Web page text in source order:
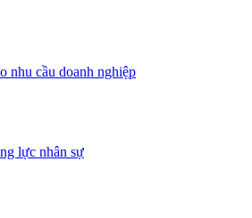
nhu cầu doanh nghiệp
lực nhân sự